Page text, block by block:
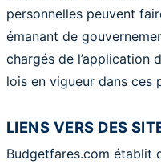
personnelles peuvent
émanant de
chargés de l’application
lois en vigueur dans ces
LIENS VERS DES
Budgetfares.com établit